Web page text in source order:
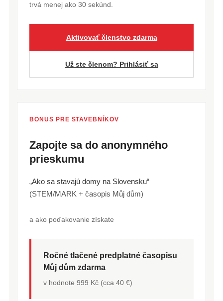
trvá menej ako 30 sekúnd.
Aktivovať členstvo zdarma
Už ste členom? Prihlásiť sa
BONUS PRE STAVEBNÍKOV
Zapojte sa do anonymného
prieskumu
„Ako sa stavajú domy na Slovensku“
(STEM/MARK + časopis Můj dům)
a ako poďakovanie získate
Ročné tlačené predplatné časopisu
Můj dům zdarma
v hodnote 999 Kč (cca 40 €)